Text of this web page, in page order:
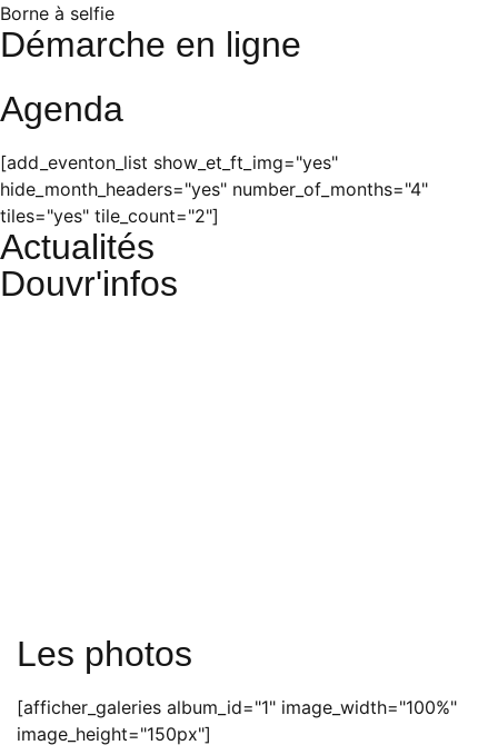
Borne à selfie
Démarche en ligne
Agenda
[add_eventon_list show_et_ft_img="yes"
hide_month_headers="yes" number_of_months="4"
tiles="yes" tile_count="2"]
Actualités
Douvr'infos
Les photos
[afficher_galeries album_id="1" image_width="100%"
image_height="150px"]